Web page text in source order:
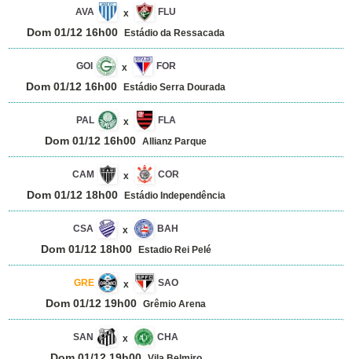
AVA x FLU
Dom 01/12 16h00 Estádio da Ressacada
GOI x FOR
Dom 01/12 16h00 Estádio Serra Dourada
PAL x FLA
Dom 01/12 16h00 Allianz Parque
CAM x COR
Dom 01/12 18h00 Estádio Independência
CSA x BAH
Dom 01/12 18h00 Estadio Rei Pelé
GRE x SAO
Dom 01/12 19h00 Grêmio Arena
SAN x CHA